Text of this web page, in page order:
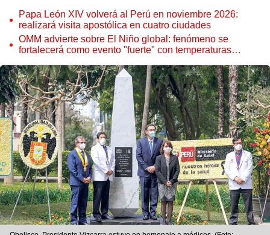
Papa León XIV volverá al Perú en noviembre 2026:
realizará visita apostólica en cuatro ciudades
OMM advierte sobre El Niño global: fenómeno se
fortalecerá como evento "fuerte" con temperaturas